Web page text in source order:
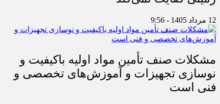
12 مرداد 1405 - 9:56
مشکلات صنف تأمین مواد اولیه باکیفیت و
نوسازی تجهیزات و آموزش‌های تخصصی و
فنی است